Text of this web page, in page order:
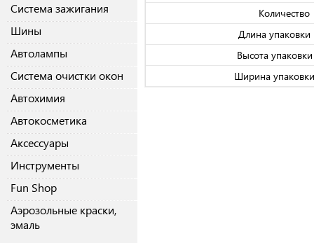
Система зажигания
Шины
Автолампы
Система очистки окон
Автохимия
Автокосметика
Аксессуары
Инструменты
Fun Shop
Аэрозольные краски,
эмаль
Количество
Длина упаковки
Высота
Ширина